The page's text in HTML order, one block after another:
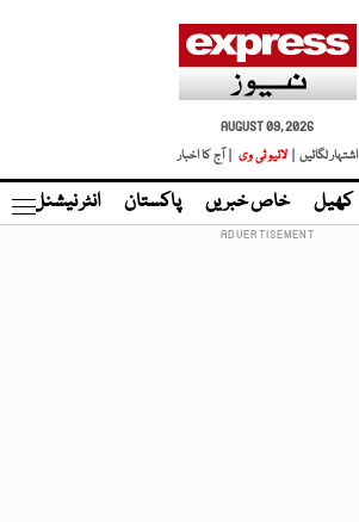
AUGUST 09, 2026
اشتہار لگائیں |
لائیو ٹی وی | آج کا اخبار
کھیل خاص خبریں پاکستان انٹر نیشنل